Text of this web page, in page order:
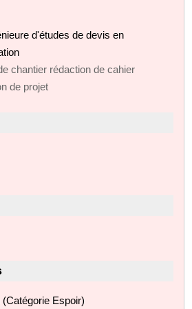
d'études de devis en
chantier rédaction de cahier
de projet
Espoir)